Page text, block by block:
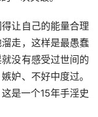
让自己的能量合理
走，这样是最愚蠢
没有感受过世间的
妒、不好中度过。
是一个15年手淫史